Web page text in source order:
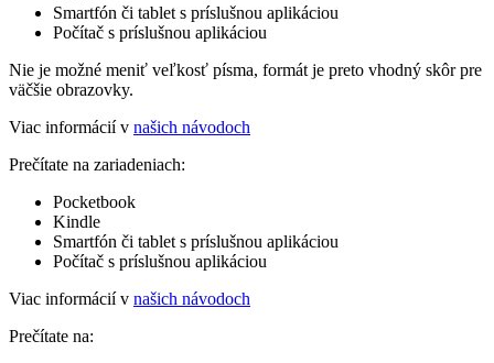
Smartfón či tablet s príslušnou aplikáciou
Počítač s príslušnou aplikáciou
Nie je možné meniť veľkosť písma, formát je preto vhodný skôr pre
väčšie obrazovky.
Viac informácií v našich návodoch
Prečítate na zariadeniach:
Pocketbook
Kindle
Smartfón či tablet s príslušnou aplikáciou
Počítač s príslušnou aplikáciou
Viac informácií v našich návodoch
Prečítate na: